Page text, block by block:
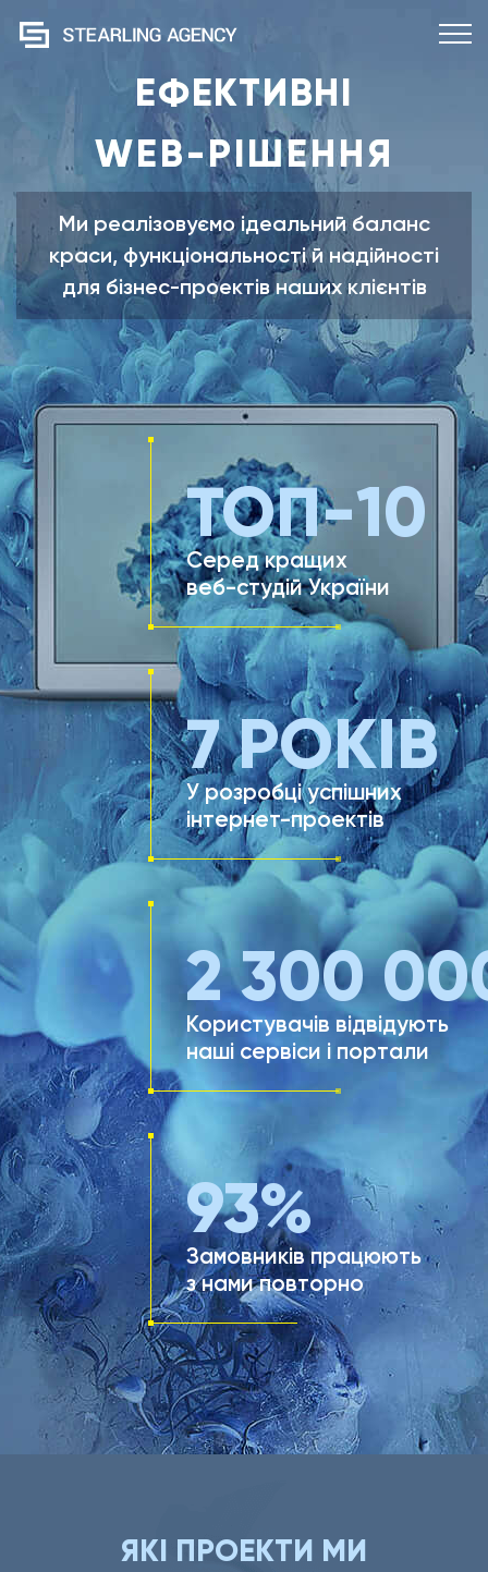
ЕФЕКТИВНІ
WEB-РІШЕННЯ
Ми реалізовуємо ідеальний баланс
краси, функціональності й надійності
для бізнес-проектів наших клієнтів
ТОП-10
Серед кращих
веб-студій України
7РОКІВ
У розробці успішних
інтернет-проектів
2 300
Користувачів відвідують
наші сервіси і портали
93%
Замовників працюють
з нами повторно
ЯКІ ПРОЕКТИ МИ
ЗАЛИШИТИ ЗАЯВКУ
Прикріпити файл
Не більше
3Mb +